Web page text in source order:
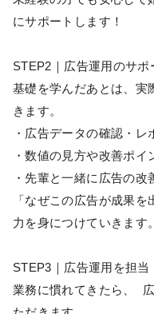
にサポートします！
STEP2｜広告運用のサポ
基礎を学んだあとは、実
きます。
・広告データの確認・レ
・数値の見方や改善ポイ
・先輩と一緒に広告の改
「なぜこの広告が成果
力を身につけていきます。
STEP3｜広告運用を担当
業務に慣れてきたら、